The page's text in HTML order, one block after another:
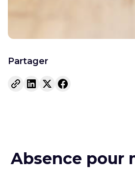
Partager
Absence pour